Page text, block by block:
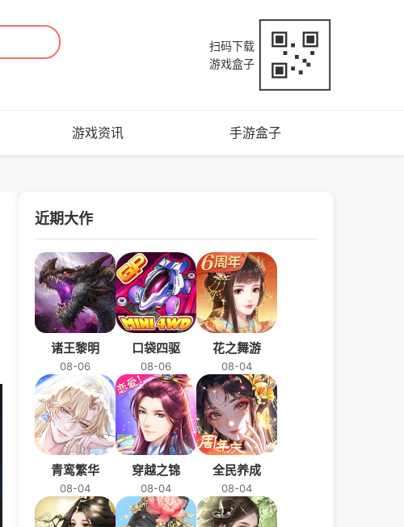
扫码下载
游戏盒子
游戏资讯 手游盒子
近期大作
诸王黎明
08-06
口袋四驱
08-06
花之舞游
08-04
青鸾繁华
08-04
穿越之锦
08-04
全民养成
08-04